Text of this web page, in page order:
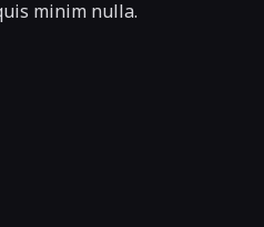
minim nulla.